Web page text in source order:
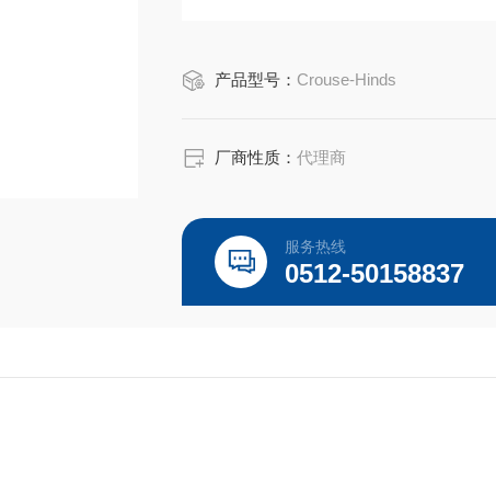
为业界危险区域配电盘
产品型号： Crouse-Hinds
厂商性质：代理商
服务热线
0512-50158837